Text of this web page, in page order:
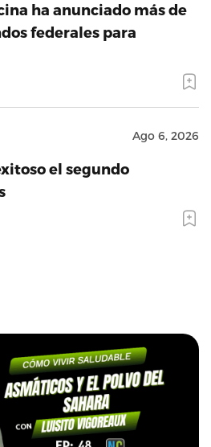
ha anunciado más de
federales para
Ago 6, 2026
el segundo